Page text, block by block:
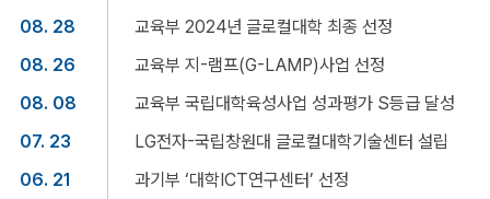
08. 28
교육부 2024년 글로컬대학 최종 선정
08. 26
교육부 지-램프(G-LAMP)사업 선정
08. 08
교육부 국립대학육성사업 성과평가 S등급 달성
07. 23
LG전자-국립창원대 글로컬대학기술센터 설립
06. 21
과기부 ‘대학ICT연구센터’ 선정